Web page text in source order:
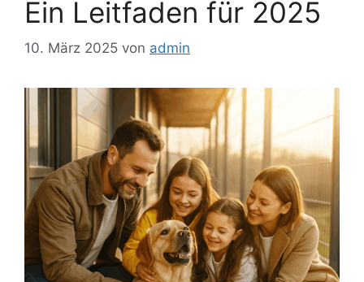
Ein Leitfaden für 2025
10. März 2025 von admin